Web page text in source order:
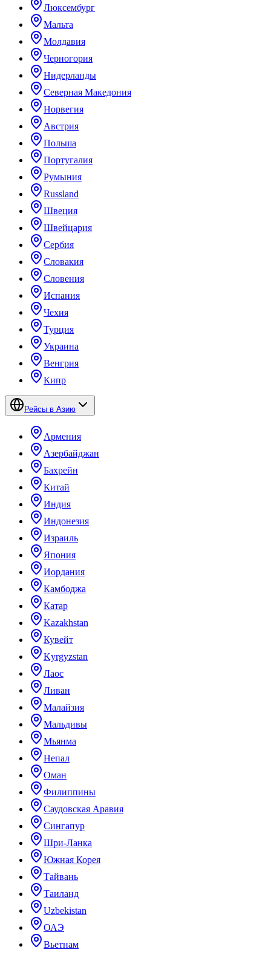
Люксембург
Мальта
Молдавия
Черногория
Нидерланды
Северная Македония
Норвегия
Австрия
Польша
Португалия
Румыния
Russland
Швеция
Швейцария
Сербия
Словакия
Словения
Испания
Чехия
Турция
Украина
Венгрия
Кипр
Рейсы в Азию
Армения
Азербайджан
Бахрейн
Китай
Индия
Индонезия
Израиль
Япония
Иордания
Камбоджа
Катар
Kazakhstan
Кувейт
Kyrgyzstan
Лаос
Ливан
Малайзия
Мальдивы
Мьянма
Непал
Оман
Филиппины
Саудовская Аравия
Сингапур
Шри-Ланка
Южная Корея
Тайвань
Таиланд
Uzbekistan
ОАЭ
Вьетнам